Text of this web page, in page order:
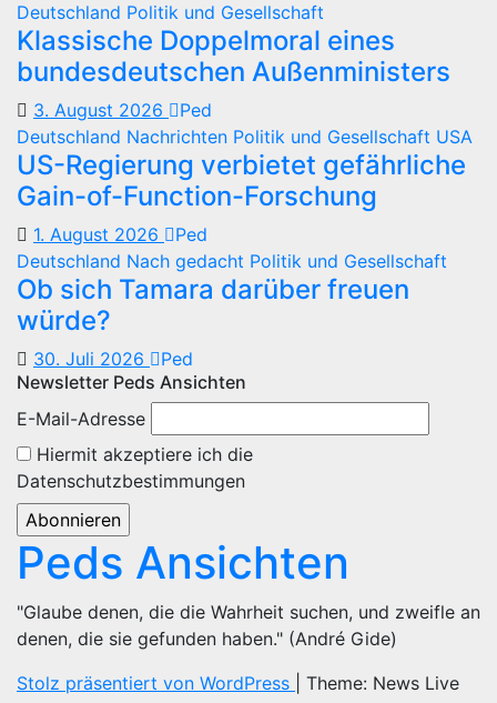
Deutschland Politik und Gesellschaft
Klassische Doppelmoral eines
bundesdeutschen Außenministers
3. August 2026
Ped
Deutschland Nachrichten Politik und Gesellschaft USA
US-Regierung verbietet gefährliche
Gain-of-Function-Forschung
1. August 2026
Ped
Deutschland Nach gedacht Politik und Gesellschaft
Ob sich Tamara darüber freuen
würde?
30. Juli 2026
Ped
Newsletter Peds Ansichten
E-Mail-Adresse
Hiermit akzeptiere ich die
Datenschutzbestimmungen
Peds Ansichten
"Glaube denen, die die Wahrheit suchen, und zweifle an
denen, die sie gefunden haben." (André Gide)
Stolz präsentiert von WordPress
Theme: News Live